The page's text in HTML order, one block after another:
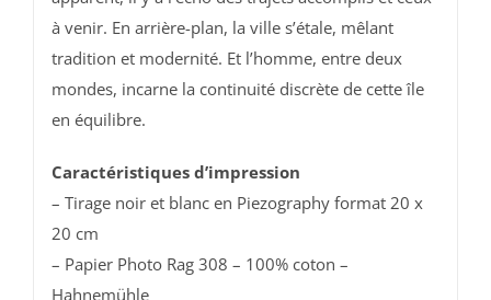
à venir. En arrière-plan, la ville s’étale, mêlant
tradition et modernité. Et l’homme, entre deux
mondes, incarne la continuité discrète de cetteîle
en équilibre.
Caractéristiques d’impression
– Tirage noir et blanc en Piezography format 20 x
20 cm
– Papier Photo Rag 308 – 100% coton –
Hahnemühle